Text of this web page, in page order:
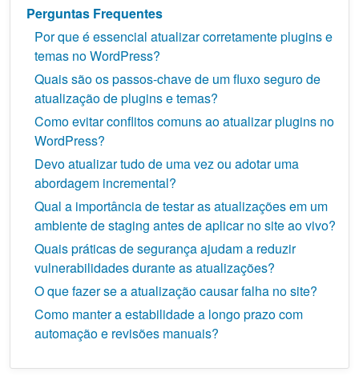
Perguntas Frequentes
Por que é essencial atualizar corretamente plugins e
temas no WordPress?
Quais são os passos-chave de um fluxo seguro de
atualização de plugins e temas?
Como evitar conflitos comuns ao atualizar plugins no
WordPress?
Devo atualizar tudo de uma vez ou adotar uma
abordagem incremental?
Qual a importância de testar as atualizações em um
ambiente de staging antes de aplicar no site ao vivo?
Quais práticas de segurança ajudam a reduzir
vulnerabilidades durante as atualizações?
O que fazer se a atualização causar falha no site?
Como manter a estabilidade a longo prazo com
automação e revisões manuais?